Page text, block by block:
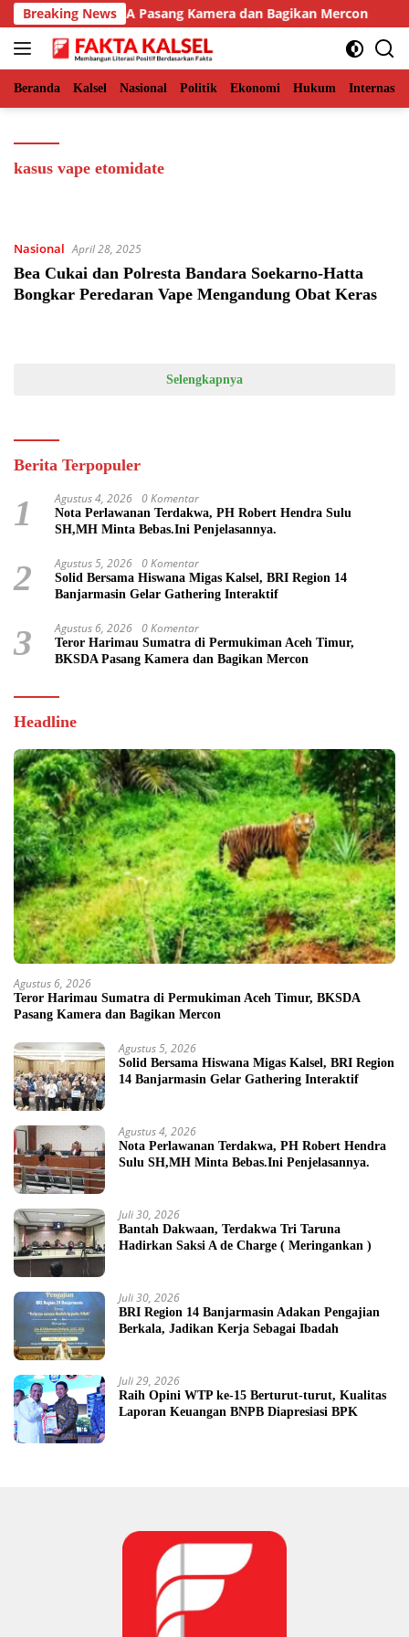
Langsung
ke
konten
Breaking News
Timur, BKSDA Pasang Kamera dan Bagikan Mercon
Beranda Kalsel Nasional Politik Ekonomi Hukum
kasus vape etomidate
Nasional April 28, 2025
Bea Cukai dan Polresta Bandara Soekarno-Hatta
Bongkar Peredaran Vape Mengandung Obat Keras
Selengkapnya
Berita Terpopuler
1 Agustus 4, 2026 0 Komentar
Nota Perlawanan Terdakwa, PH Robert Hendra Sulu
SH,MH Minta Bebas.Ini Penjelasannya.
2 Agustus 5, 2026 0 Komentar
Solid Bersama Hiswana Migas Kalsel, BRI Region 14
Banjarmasin Gelar Gathering Interaktif
3 Agustus 6, 2026 0 Komentar
Teror Harimau Sumatra di Permukiman Aceh Timur,
BKSDA Pasang Kamera dan Bagikan Mercon
Headline
Agustus 6, 2026
Teror Harimau Sumatra di Permukiman Aceh Timur, BKSDA
Pasang Kamera dan Bagikan Mercon
Agustus 5, 2026
Solid Bersama Hiswana Migas Kalsel, BRI Region
14 Banjarmasin Gelar Gathering Interaktif
Agustus 4, 2026
Nota Perlawanan Terdakwa, PH Robert Hendra
Sulu SH,MH Minta Bebas.Ini Penjelasannya.
Juli 30, 2026
Bantah Dakwaan, Terdakwa Tri Taruna
Hadirkan Saksi A de Charge ( Meringankan )
Juli 30, 2026
BRI Region 14 Banjarmasin Adakan Pengajian
Berkala, Jadikan Kerja Sebagai Ibadah
Juli 29, 2026
Raih Opini WTP ke-15 Berturut-turut, Kualitas
Laporan Keuangan BNPB Diapresiasi BPK